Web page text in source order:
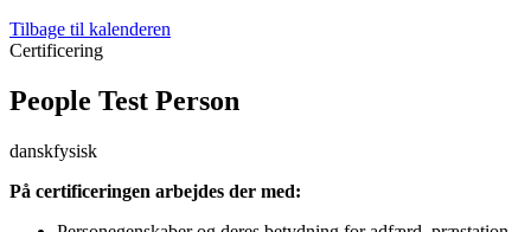
Tilbage til kalenderen
Certificering
People Test Person
danskfysisk
På certificeringen arbejdes der med: